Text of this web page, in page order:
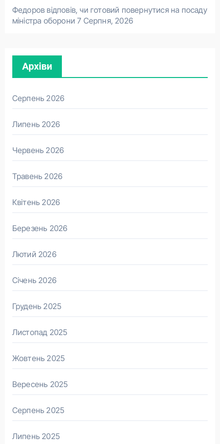
Федоров відповів, чи готовий повернутися на посаду
міністра оборони 7 Серпня, 2026
Архіви
Серпень 2026
Липень 2026
Червень 2026
Травень 2026
Квітень 2026
Березень 2026
Лютий 2026
Січень 2026
Грудень 2025
Листопад 2025
Жовтень 2025
Вересень 2025
Серпень 2025
Липень 2025